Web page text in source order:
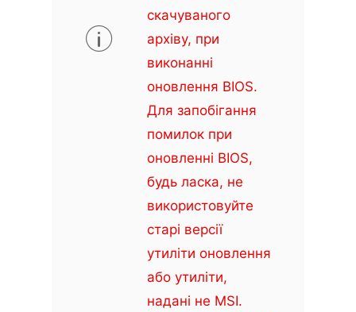
скачуваного
архіву, при
виконанні
оновлення BIOS.
Для запобігання
помилок при
оновленні BIOS,
будь ласка, не
використовуйте
старі версії
утиліти оновлення
або утиліти,
надані не MSI.